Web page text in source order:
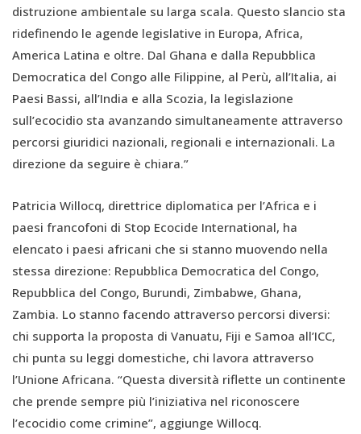
distruzione ambientale su larga scala. Questo slancio sta
ridefinendo le agende legislative in Europa, Africa,
America Latina e oltre. Dal Ghana e dalla Repubblica
Democratica del Congo alle Filippine, al Perù, all’Italia, ai
Paesi Bassi, all’India e alla Scozia, la legislazione
sull’ecocidio sta avanzando simultaneamente attraverso
percorsi giuridici nazionali, regionali e internazionali. La
direzione da seguire è chiara.”
Patricia Willocq, direttrice diplomatica per l’Africa e i
paesi francofoni di Stop Ecocide International, ha
elencato i paesi africani che si stanno muovendo nella
stessa direzione: Repubblica Democratica del Congo,
Repubblica del Congo, Burundi, Zimbabwe, Ghana,
Zambia. Lo stanno facendo attraverso percorsi diversi:
chi supporta la proposta di Vanuatu, Fiji e Samoa all’ICC,
chi punta su leggi domestiche, chi lavora attraverso
l’Unione Africana. “Questa diversità riflette un continente
che prende sempre più l’iniziativa nel riconoscere
l’ecocidio come crimine”, aggiunge Willocq.